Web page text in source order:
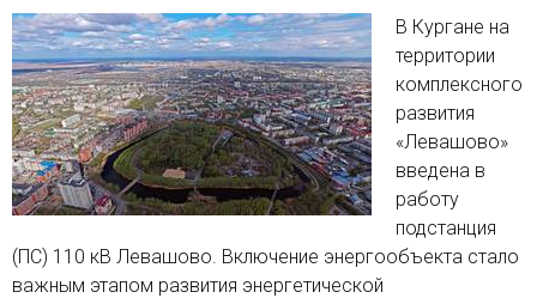
В Кургане на
территории
комплексного
развития
«Левашово»
введена в
работу
подстанция
(ПС) 110 кВ Левашово. Включение энергообъекта стало
важным этапом развития энергетической